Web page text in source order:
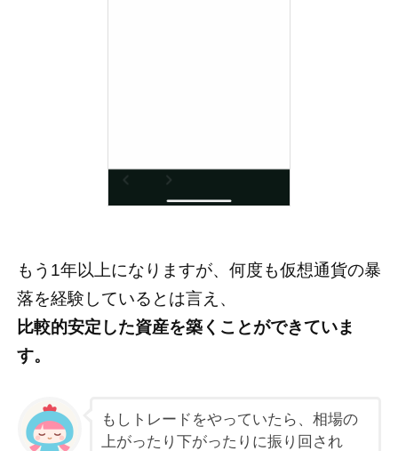
もう1年以上になりますが、何度も仮想通貨の暴
落を経験しているとは言え、
比較的安定した資産を築くことができていま
す。
もしトレードをやっていたら、相場の
上がったり下がったりに振り回され